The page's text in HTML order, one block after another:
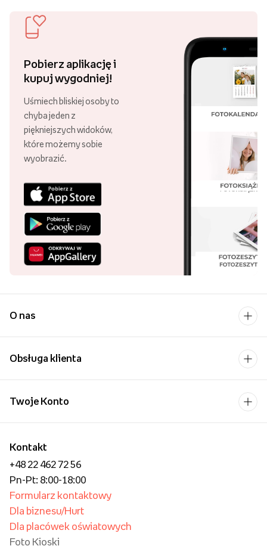
Pobierz aplikację i
kupuj wygodniej!
Uśmiech bliskiej osoby to
chyba jeden z
piękniejszych widoków,
które możemy sobie
wyobrazić.
O nas
Obsługa klienta
Kontakt
+48 22 462 72 56
Pn-Pt: 8:00-18:00
Formularz kontaktowy
Dla biznesu/Hurt
Dla placówek oświatowych
Foto Kioski
Twoje Konto